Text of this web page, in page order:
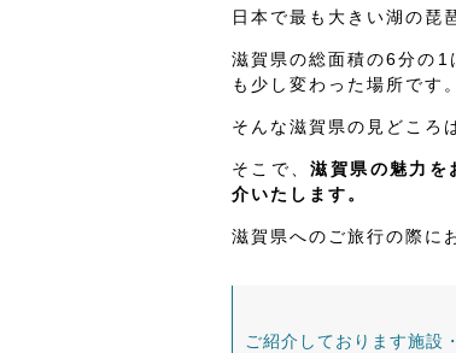
日本で最も大きい湖の琵
滋賀県の総面積の6分の1
も少し変わった場所です。
そんな滋賀県の見どころ
そこで、滋賀県の魅力
介いたします。
滋賀県へのご旅行の際に
ご紹介しております施設